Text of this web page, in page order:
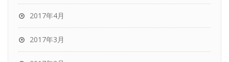
2017年4月
2017年3月